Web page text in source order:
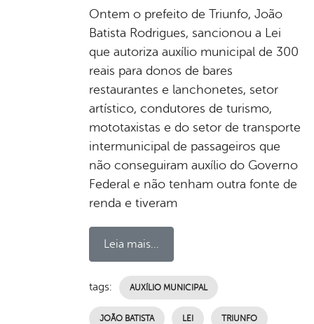
Ontem o prefeito de Triunfo, João
Batista Rodrigues, sancionou a Lei
que autoriza auxílio municipal de 300
reais para donos de bares
restaurantes e lanchonetes, setor
artístico, condutores de turismo,
mototaxistas e do setor de transporte
intermunicipal de passageiros que
não conseguiram auxílio do Governo
Federal e não tenham outra fonte de
renda e tiveram
Leia mais...
tags: AUXÍLIO MUNICIPAL
JOÃO BATISTA LEI TRIUNFO